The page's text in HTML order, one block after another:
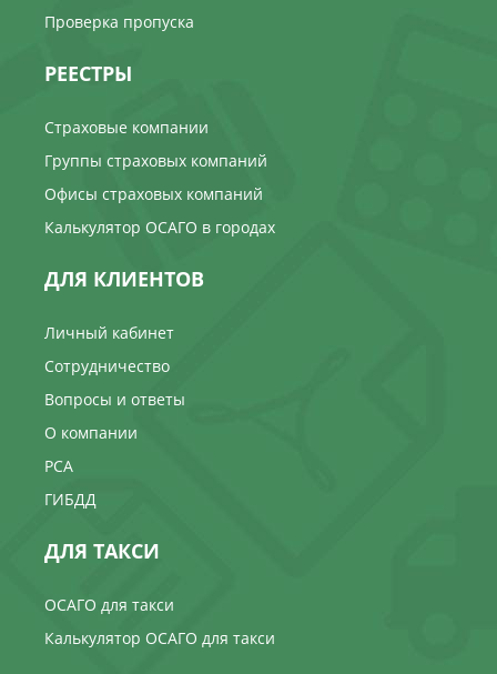
Проверка пропуска
РЕЕСТРЫ
Страховые компании
Группы страховых компаний
Офисы страховых компаний
Калькулятор ОСАГО в городах
ДЛЯ КЛИЕНТОВ
Личный кабинет
Сотрудничество
Вопросы и ответы
О компании
РСА
ГИБДД
ДЛЯ ТАКСИ
ОСАГО для такси
Калькулятор ОСАГО для такси